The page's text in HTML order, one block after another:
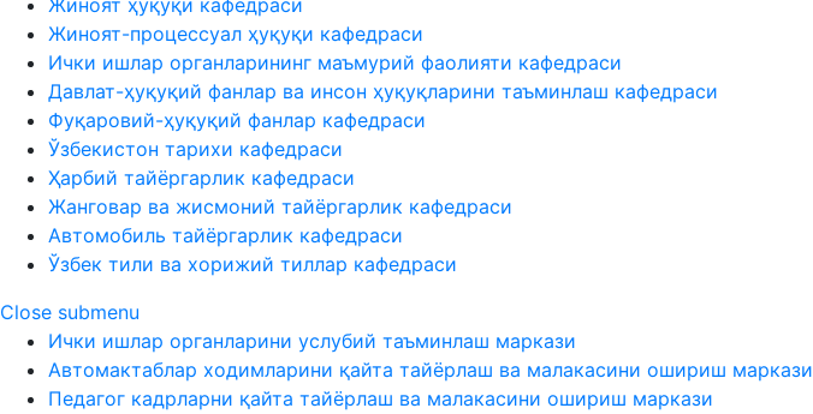
Жиноят ҳуқуқи кафедраси
Жиноят-процессуал ҳуқуқи кафедраси
Ички ишлар органларининг маъмурий фаолияти кафедраси
Давлат-ҳуқуқий фанлар ва инсон ҳуқуқларини таъминлаш кафедраси
Фуқаровий-ҳуқуқий фанлар кафедраси
Ўзбекистон тарихи кафедраси
Ҳарбий тайёргарлик кафедраси
Жанговар ва жисмоний тайёргарлик кафедраси
Автомобиль тайёргарлик кафедраси
Ўзбек тили ва хорижий тиллар кафедраси
Close submenu
Ички ишлар органларини услубий таъминлаш маркази
Автомактаблар ходимларини қайта тайёрлаш ва малакасини ошириш маркази
Педагог кадрларни қайта тайёрлаш ва малакасини ошириш маркази